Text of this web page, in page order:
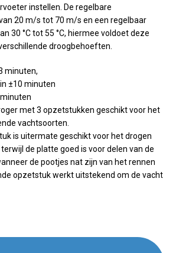
instellen. De regelbare
20 m/s tot 70 m/s en een regelbaar
30 °C tot 55 °C, hiermee voldoet deze
droogbehoeften.
minuten,
±10 minuten
met 3 opzetstukken geschikt voor het
vachtsoorten.
is uitermate geschikt voor het drogen
de platte goed is voor delen van de
de pootjes nat zijn van het rennen
opzetstuk werkt uitstekend om de vacht